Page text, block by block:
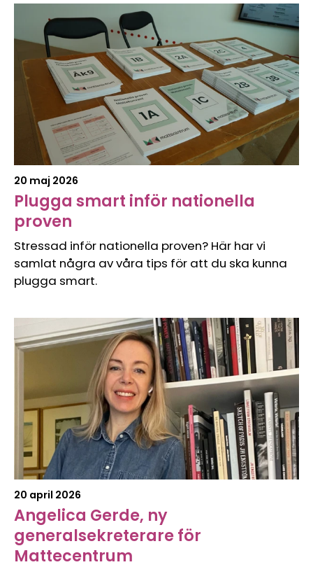
20 maj 2026
Plugga smart inför nationella
proven
Stressad inför nationella proven? Här har vi
samlat några av våra tips för att du ska kunna
plugga smart.
20 april 2026
Angelica Gerde, ny
generalsekreterare för
Mattecentrum